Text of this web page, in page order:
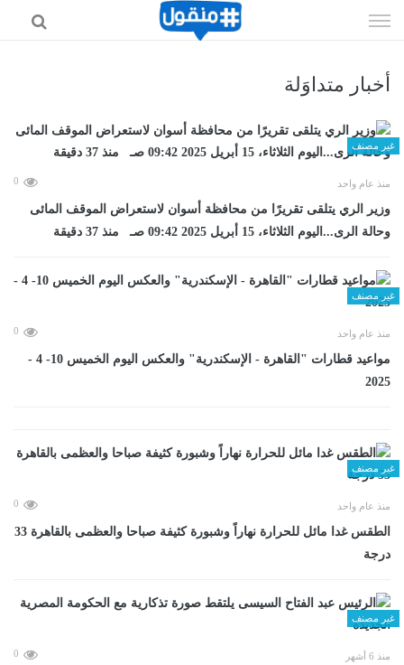
الى
أخبار متداوَلة
غير مصنف
منذ عام واحد 0
وزير الري يتلقى تقريرًا من محافظة أسوان لاستعراض الموقف المائى
وحالة الرى...اليوم الثلاثاء، 15 أبريل 2025 09:42 صـ منذ 37 دقيقة
غير مصنف
منذ عام واحد 0
مواعيد قطارات "القاهرة - الإسكندرية" والعكس اليوم الخميس 10- 4 -
2025
غير مصنف
منذ عام واحد 0
الطقس غدا مائل للحرارة نهاراً وشبورة كثيفة صباحا والعظمى بالقاهرة 33
درجة
غير مصنف
منذ 6 أشهر 0